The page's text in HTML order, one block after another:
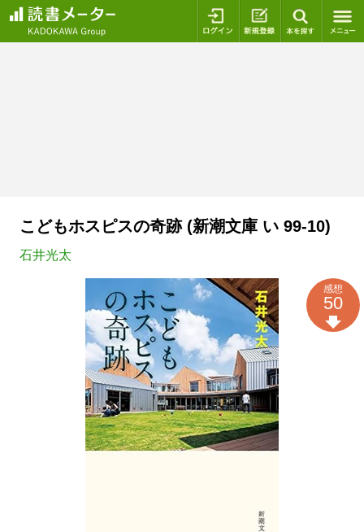
ログイン 新規登録
こどもホスピスの奇跡 (新潮文庫 い 99-10)
石井光太
感想
50